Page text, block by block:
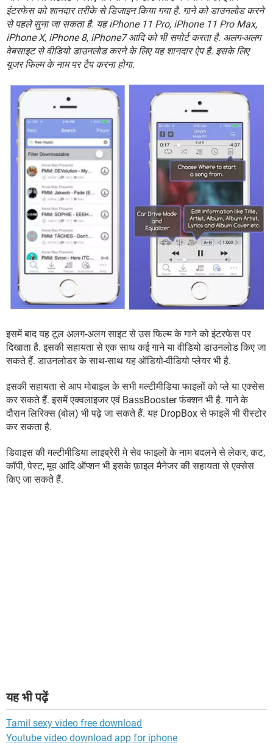
इंटरफेस को शानदार तरीके से डिजाइन किया गया है. गाने को डाउनलोड करने
से पहले सुना जा सकता है. यह iPhone 11 Pro, iPhone 11 Pro Max,
iPhone X, iPhone 8, iPhone7 आदि को भी सपोर्ट करता है. अलग-अलग
वेबसाइट से वीडियो डाउनलोड करने के लिए यह शानदार ऐप है. इसके लिए
यूजर फिल्म के नाम पर टैप करना होगा.
इसमें बाद यह टूल अलग-अलग साइट से उस फिल्म के गाने को इंटरफेस पर
दिखाता है. इसकी सहायता से एक साथ कई गाने या वीडियो डाउनलोड किए जा
सकते हैं. डाउनलोडर के साथ-साथ यह ऑडियो-वीडियो प्लेयर भी है.
इसकी सहायता से आप मोबाइल के सभी मल्टीमीडिया फाइलों को प्ले या एक्सेस
कर सकते हैं. इसमें एक्वलाइजर एवं BassBooster फंक्शन भी है. गाने के
दौरान लिरिक्स (बोल) भी पढ़े जा सकते हैं. यह DropBox से फाइलें भी रीस्टोर
कर सकता है.
डिवाइस की मल्टीमीडिया लाइब्रेरी मे सेव फाइलों के नाम बदलने से लेकर, कट,
कॉपी, पेस्ट, मूव आदि ऑप्शन भी इसके फ़ाइल मैनेजर की सहायता से एक्सेस
किए जा सकते हैं.
यह भी पढ़ें
Tamil sexy video free download
Youtube video download app for iphone